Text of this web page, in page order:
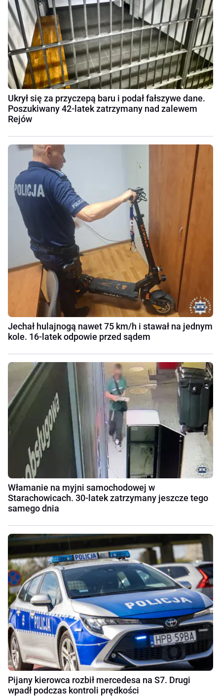
Ukrył się za przyczepą baru i podał fałszywe dane.
Poszukiwany 42-latek zatrzymany nad zalewem
Rejów
Jechał hulajnogą nawet 75 km/h i stawał na jednym
kole. 16-latek odpowie przed sądem
Włamanie na myjni samochodowej w
Starachowicach. 30-latek zatrzymany jeszcze tego
samego dnia
Pijany kierowca rozbił mercedesa na S7. Drugi
wpadł podczas kontroli prędkości